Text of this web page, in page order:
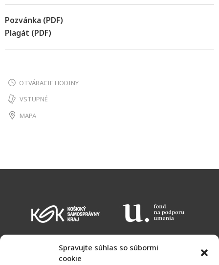
Spravujte súhlas so súbormi
cookie
Pozvánka (PDF)
Plagát (PDF)
OTVÁRACIE HODINY
VSTUPNÉ
MAPA
KALENDÁR PODUJATÍ